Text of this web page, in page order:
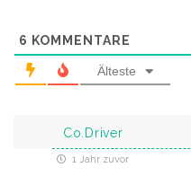
6 KOMMENTARE
Älteste
Co.Driver
1 Jahr zuvor